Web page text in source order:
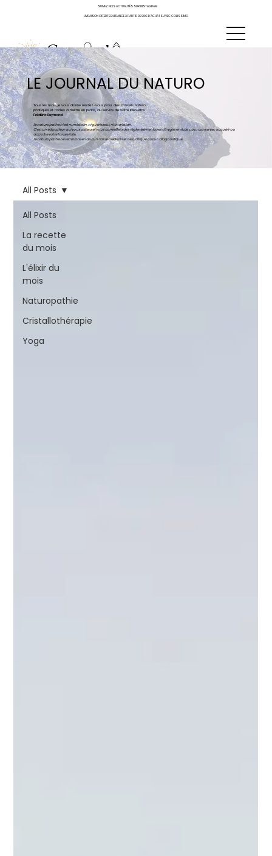
SUIVEZ NOS ACTUALITÉS SUR INSTAGRAM
LIVRAISON OFFERTE EN FRANCE À PARTIR DE 90€ D'ACHATS AVEC COLISSIMO
LE JOURNAL DU NATURO
Tous les mois, je vous donne rendez-vous pour des conseils naturo,
pratiques et faciles à mettre en place, au service de votre bien-être.
Frédéric Reymond
Le naturopathe n’est ni médecin, ni guérisseur, ni charlatan.
C’est un éducateur qui vous aidera et vous conseillera des règles élémentaires d’hygiène vitale, pour conserver, acquérir ou
accroître votre force vitale.
Le naturopathe ne remplace en aucun cas le médecin et ne pratique aucun diagnostique.
All Posts
La recette
du mois
L'élixir du
mois
Naturopathie
Cristallothérapie
Yoga
All Posts